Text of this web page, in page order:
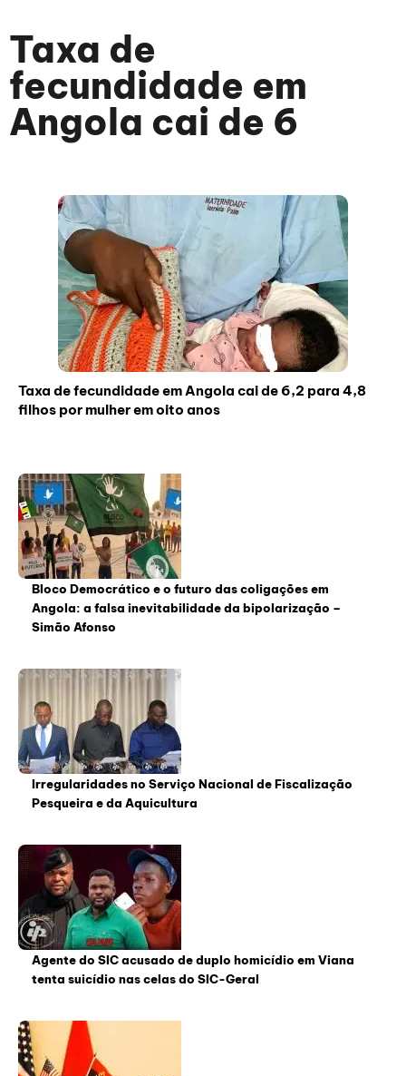
Taxa de
fecundidade em
Angola cai de 6
Taxa de fecundidade em Angola cai de 6,2 para 4,8
filhos por mulher em oito anos
Bloco Democrático e o futuro das coligações em
Angola: a falsa inevitabilidade da bipolarização –
Simão Afonso
Irregularidades no Serviço Nacional de Fiscalização
Pesqueira e da Aquicultura
Agente do SIC acusado de duplo homicídio em Viana
tenta suicídio nas celas do SIC-Geral